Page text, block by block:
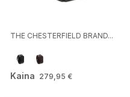
THE CHESTERFIELD BRAND...
Kaina 279,95 €